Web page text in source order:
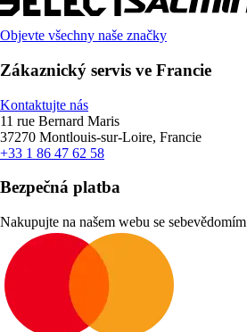
Objevte všechny naše značky
Zákaznický servis ve Francie
Kontaktujte nás
11 rue Bernard Maris
37270 Montlouis-sur-Loire, Francie
+33 1 86 47 62 58
Bezpečná platba
Nakupujte na našem webu se sebevědomím